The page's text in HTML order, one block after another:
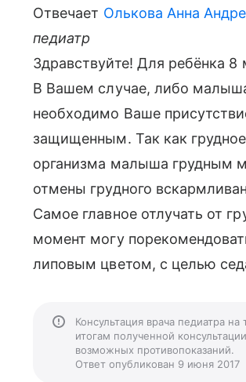
Отвечает Олькова Анна
педиатр
Здравствуйте! Для ребёнка 8
В Вашем случае, либо
необходимо Ваше
защищенным. Так как
организма малыша грудным
отмены грудного
Самое главное отлучать от
момент могу
липовым цветом, с целью
Консультация врача педиатра
итогам полученной
возможных противопоказаний.
Ответ опубликован 9 июня 2017